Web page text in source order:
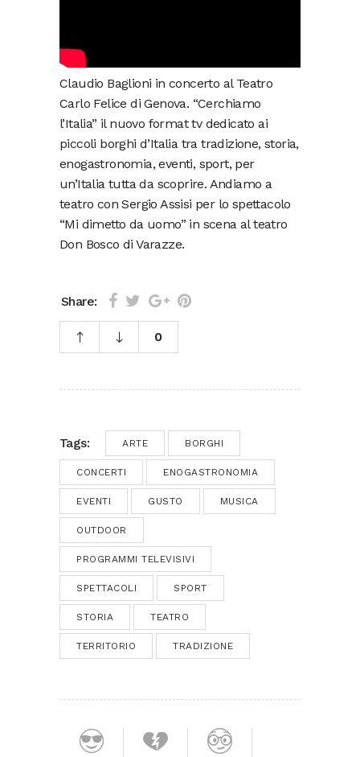
Claudio Baglioni in concerto al Teatro
Carlo Felice di Genova. “Cerchiamo
l’Italia” il nuovo format tv dedicato ai
piccoli borghi d’Italia tra tradizione, storia,
enogastronomia, eventi, sport, per
un’Italia tutta da scoprire. Andiamo a
teatro con Sergio Assisi per lo spettacolo
“Mi dimetto da uomo” in scena al teatro
Don Bosco di Varazze.
Share:
0
Tags: ARTE BORGHI
CONCERTI ENOGASTRONOMIA
EVENTI GUSTO MUSICA
OUTDOOR
PROGRAMMI TELEVISIVI
SPETTACOLI SPORT
STORIA TEATRO
TERRITORIO TRADIZIONE